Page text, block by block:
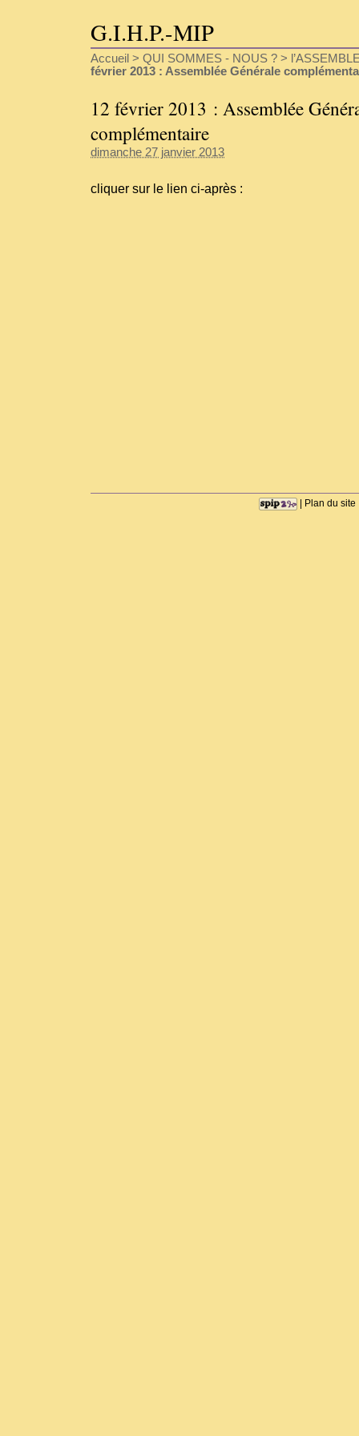
G.I.H.P.-MIP
Accueil > QUI SOMMES - NOUS ? >
février 2013 : Assemblée Générale
12 février 2013 : Assemblée
complémentaire
dimanche 27 janvier 2013
cliquer sur le lien ci-après :
| Plan du site